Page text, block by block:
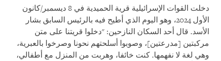
دخلت القوات الإسرائيلية قرية الحميدية في 8 ديسمبر/كانون
الأول 2024، وهو اليوم الذي أطيح فيه بالرئيس السابق بشار
الأسد. قال أحد السكان النازحين: "دخلوا قريتنا على متن
مركبتين [مدرعتين]، وصوبوا أسلحتهم نحونا وصرخوا بالعبرية،
وهي لغة لا نفهمها. كنت خائفا، وهربت من المنزل مع أطفالي،